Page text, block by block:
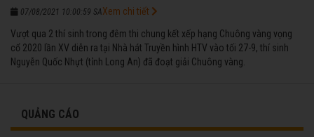
07/08/2021 10:00:59 SA
Vượt qua 2 thí sinh trong đêm thi chung kết xếp hạng Chuông vàng vọng
cổ 2020 lần XV diễn ra tại Nhà hát Truyền hình HTV vào tối 27-9, thí sinh
Nguyễn Quốc Nhựt (tỉnh Long An) đã đoạt giải Chuông vàng.
Xem chi tiết
QUẢNG CÁO